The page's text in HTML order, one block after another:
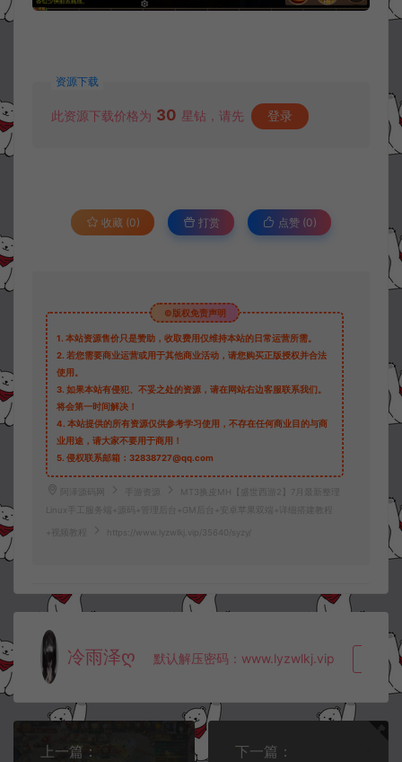
资源下载
此资源下载价格为 30 星钻，请先 登录
收藏 (0) 打赏 点赞 (0)
©版权免责声明
1. 本站资源售价只是赞助，收取费用仅维持本站的日常运营所需。
2. 若您需要商业运营或用于其他商业活动，请您购买正版授权并合法
使用。
3. 如果本站有侵犯、不妥之处的资源，请在网站右边客服联系我们。
将会第一时间解决！
4. 本站提供的所有资源仅供参考学习使用，不存在任何商业目的与商
业用途，请大家不要用于商用！
5. 侵权联系邮箱：32838727@qq.com
阿泽源码网 手游资源
MT3换皮MH【盛世西游2】7月最新整理
Linux手工服务端+源码+管理后台+GM后台+安卓苹果双端+详细搭建教程
+视频教程 https://www.lyzwlkj.vip/35640/syzy/
冷雨泽ღ 默认解压密码：www.lyzwlkj.vip 复
上一篇：
下一篇：